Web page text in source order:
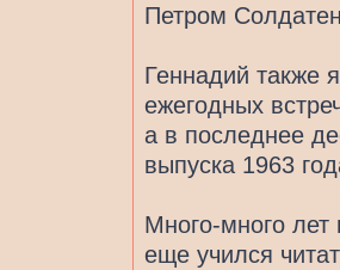
Петром
Геннадий также
ежегодных
а в последнее
выпуска 1963
Много-много лет
еще учился